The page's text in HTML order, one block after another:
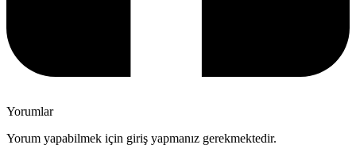
Yorumlar
Yorum yapabilmek için giriş yapmanız gerekmektedir.